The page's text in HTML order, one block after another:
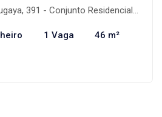
Conjunto Residencial José Bonifácio, São Paulo-SP
1 Vaga 46 m²